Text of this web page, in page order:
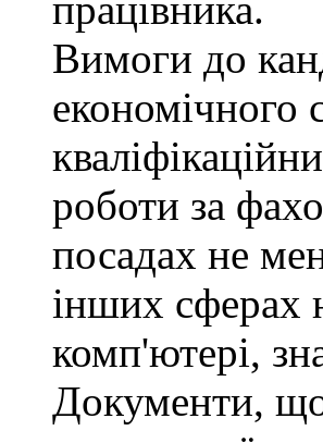
Вимоги до
економічного
роботи за
посадах не
інших сферах
комп'ютері,
Документи,